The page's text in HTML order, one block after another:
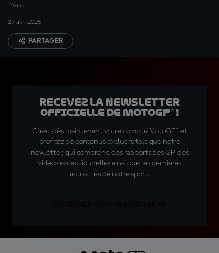
frère.
27 avr. 2025
PARTAGER
Recevez la Newsletter
officielle de MotoGP™ !
Créez dès maintenant votre compte MotoGP™ et
profitez de contenus exclusifs tels que notre
newletter, qui comprend des rapports des GP, des
vidéos exceptionnelles ainsi que les dernières
actualités de notre sport.